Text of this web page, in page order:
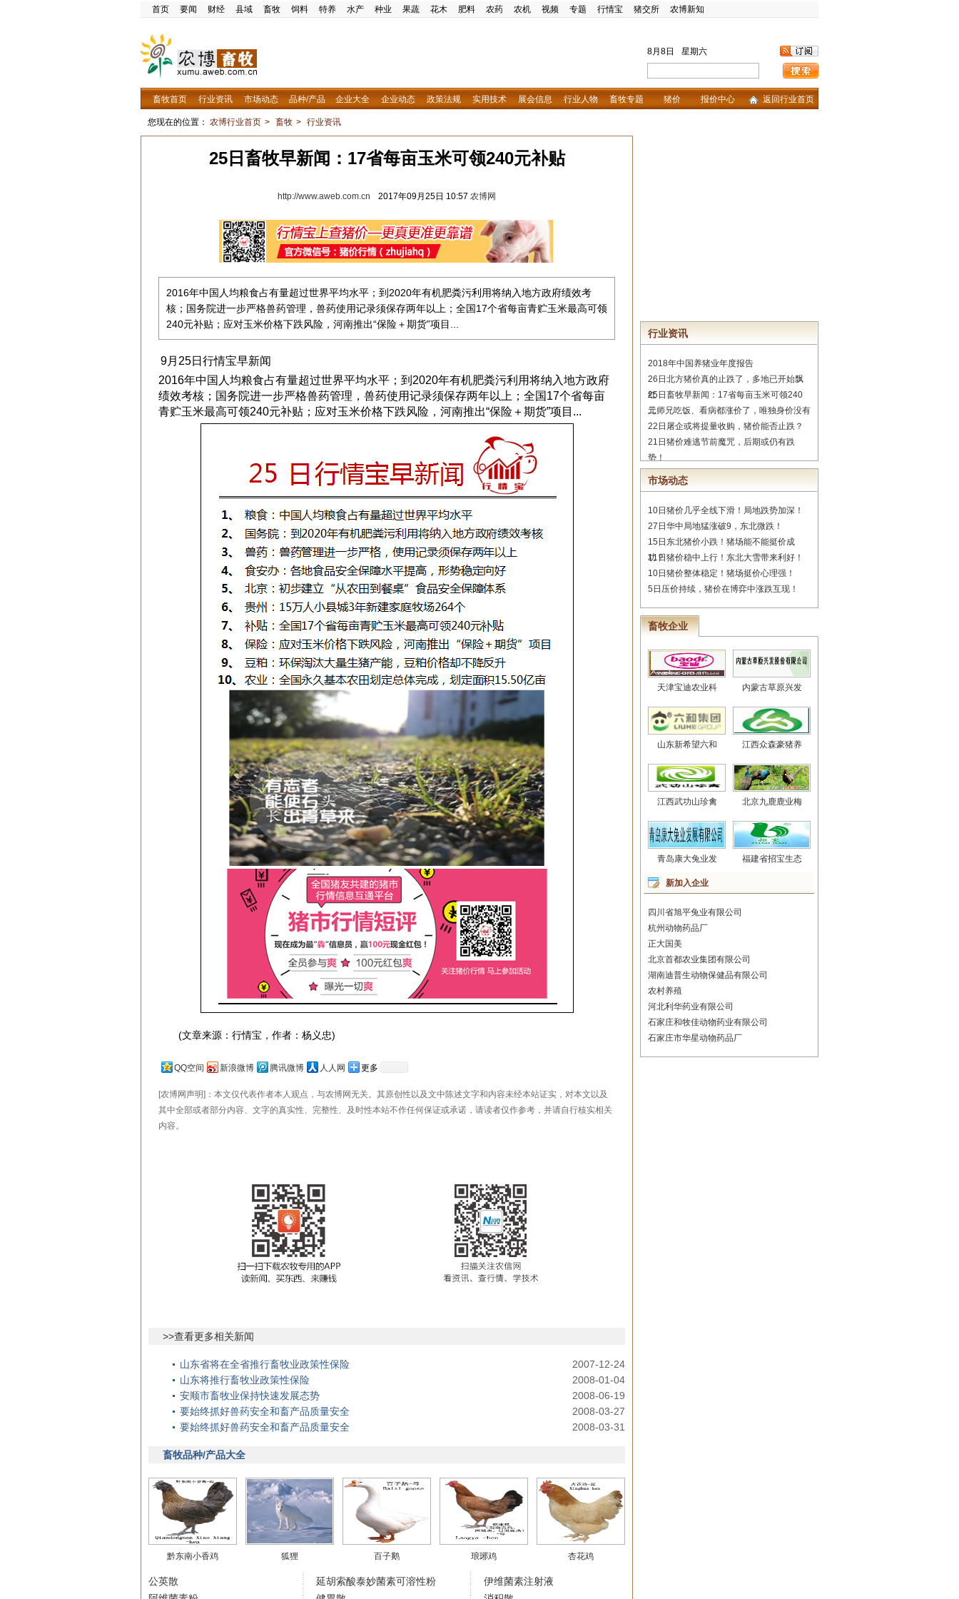
首页 要闻 财经 县域 畜牧 饲料 特养 水产 种业 果蔬 花木 肥料 农药 农机 视频 专题 行情宝 猪交所 农博新知
8月8日 星期六
畜牧首页 行业资讯 市场动态 品种/产品 企业大全 企业动态 政策法规 实用技术 展会信息 行业人物 畜牧专题 猪价 报价中心 返回行业首页
您现在的位置： 农博行业首页 > 畜牧 > 行业资讯
25日畜牧早新闻：17省每亩玉米可领240元补贴
http://www.aweb.com.cn 2017年09月25日 10:57 农博网
2016年中国人均粮食占有量超过世界平均水平；到2020年有机肥粪污利用将纳入地方政府绩效考
核；国务院进一步严格兽药管理，兽药使用记录须保存两年以上；全国17个省每亩青贮玉米最高可领
240元补贴；应对玉米价格下跌风险，河南推出“保险＋期货”项目...
9月25日行情宝早新闻
2016年中国人均粮食占有量超过世界平均水平；到2020年有机肥粪污利用将纳入地方政府
绩效考核；国务院进一步严格兽药管理，兽药使用记录须保存两年以上；全国17个省每亩
青贮玉米最高可领240元补贴；应对玉米价格下跌风险，河南推出“保险＋期货”项目...
(文章来源：行情宝，作者：杨义忠)
QQ空间 新浪微博 腾讯微博 人人网 更多
[农博网声明]：本文仅代表作者本人观点，与农博网无关。其原创性以及文中陈述文字和内容未经本站证实，对本文以及
其中全部或者部分内容、文字的真实性、完整性、及时性本站不作任何保证或承诺，请读者仅作参考，并请自行核实相关
内容。
>>查看更多相关新闻
山东省将在全省推行畜牧业政策性保险
2007-12-24
山东将推行畜牧业政策性保险
2008-01-04
安顺市畜牧业保持快速发展态势
2008-06-19
要始终抓好兽药安全和畜产品质量安全
2008-03-27
要始终抓好兽药安全和畜产品质量安全
2008-03-31
畜牧品种/产品大全
黔东南小香鸡 狐狸 百子鹅 琅琊鸡 杏花鸡
公英散
延胡索酸泰妙菌素可溶性粉
伊维菌素注射液
行业资讯
2018年中国养猪业年度报告
26日北方猪价真的止跌了，多地已开始飘
红
25日畜牧早新闻：17省每亩玉米可领240
元
二师兄吃饭、看病都涨价了，唯独身价没有
22日屠企或将提量收购，猪价能否止跌？
21日猪价难逃节前魔咒，后期或仍有跌
势！
市场动态
10日猪价几乎全线下滑！局地跌势加深！
27日华中局地猛涨破9，东北微跌！
15日东北猪价小跌！猪场能不能挺价成
功？
11日猪价稳中上行！东北大雪带来利好！
10日猪价整体稳定！猪场挺价心理强！
5日压价持续，猪价在博弈中涨跌互现！
畜牧企业
天津宝迪农业科 内蒙古草原兴发
山东新希望六和 江西众森豪猪养
江西武功山珍禽 北京九鹿鹿业梅
青岛康大兔业发 福建省招宝生态
新加入企业
四川省旭平兔业有限公司
杭州动物药品厂
正大国美
北京首都农业集团有限公司
湖南迪普生动物保健品有限公司
农村养殖
河北利华药业有限公司
石家庄和牧佳动物药业有限公司
石家庄市华星动物药品厂